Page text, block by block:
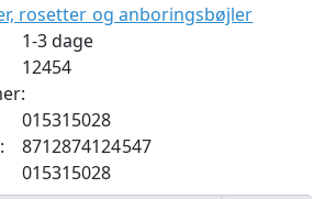
rosetter og anboringsbøjler
1-3 dage
12454
015315028
8712874124547
015315028